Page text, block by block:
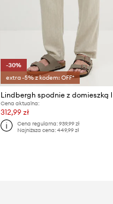
-30%
extra -5% z kodem: OFF*
Lindbergh spodnie z domieszką
Cena aktualna:
312,99 zł
Cena regularna: 939,99 zł
Najniższa cena: 449,99 zł